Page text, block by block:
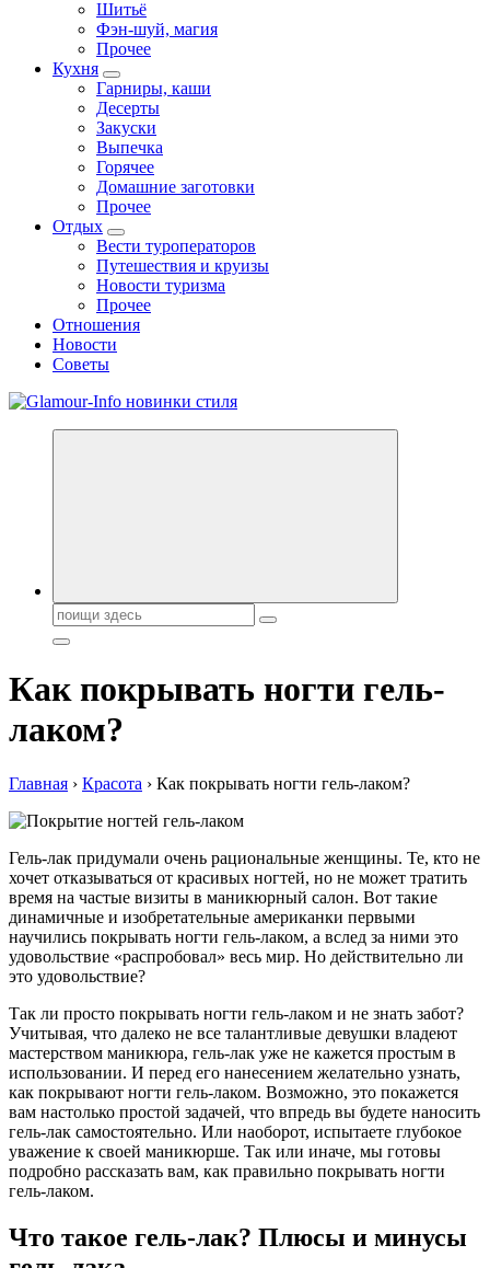
Шитьё
Фэн-шуй, магия
Прочее
Кухня
Гарниры, каши
Десерты
Закуски
Выпечка
Горячее
Домашние заготовки
Прочее
Отдых
Вести туроператоров
Путешествия и круизы
Новости туризма
Прочее
Отношения
Новости
Советы
Секреты молодости, красоты и долголетия. Гламурный журнал
Поиск:
Как покрывать ногти гель-
лаком?
Главная › Красота › Как покрывать ногти гель-лаком?
Гель-лак придумали очень рациональные женщины. Те, кто не
хочет отказываться от красивых ногтей, но не может тратить
время на частые визиты в маникюрный салон. Вот такие
динамичные и изобретательные американки первыми
научились покрывать ногти гель-лаком, а вслед за ними это
удовольствие «распробовал» весь мир. Но действительно ли
это удовольствие?
Так ли просто покрывать ногти гель-лаком и не знать забот?
Учитывая, что далеко не все талантливые девушки владеют
мастерством маникюра, гель-лак уже не кажется простым в
использовании. И перед его нанесением желательно узнать,
как покрывают ногти гель-лаком. Возможно, это покажется
вам настолько простой задачей, что впредь вы будете наносить
гель-лак самостоятельно. Или наоборот, испытаете глубокое
уважение к своей маникюрше. Так или иначе, мы готовы
подробно рассказать вам, как правильно покрывать ногти
гель-лаком.
Что такое гель-лак? Плюсы и минусы